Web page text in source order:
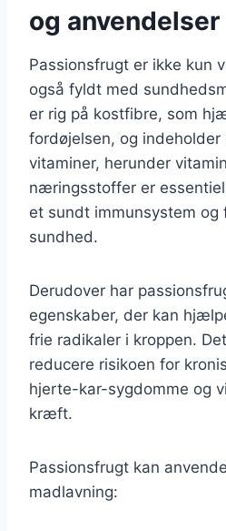
og anvendelser
Passionsfrugt er ikke kun
også fyldt med
er rig på kostfibre, som
fordøjelsen, og
vitaminer, herunder
næringsstoffer er
et sundt immunsystem og
sundhed.
Derudover har
egenskaber, der kan
frie radikaler i kroppen.
reducere risikoen for
hjerte-kar-sygdomme og
kræft.
Passionsfrugt kan
madlavning: